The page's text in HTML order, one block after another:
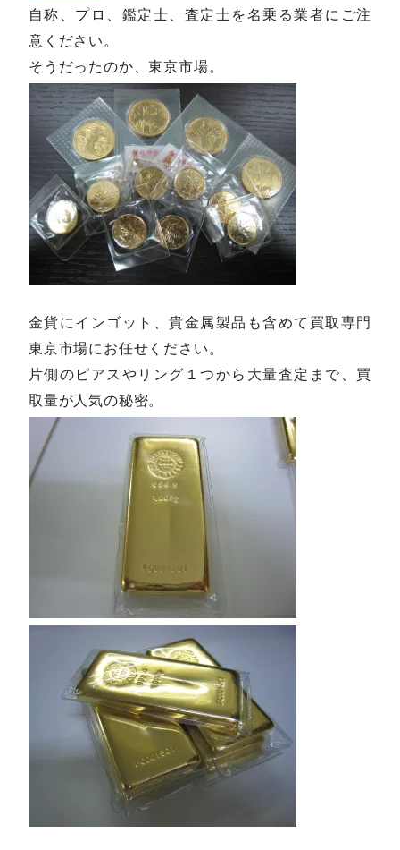
自称、プロ、鑑定士、査定士を名乗る業者にご注
意ください。
そうだったのか、東京市場。
金貨にインゴット、貴金属製品も含めて買取専門
東京市場にお任せください。
片側のピアスやリング１つから大量査定まで、買
取量が人気の秘密。